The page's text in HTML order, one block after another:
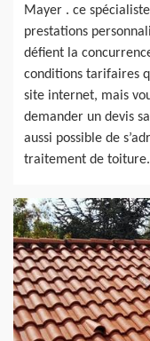
Mayer . ce
prestations
défient la
conditions tarifaires
site internet, mais
demander un devis
aussi possible de
traitement de toiture.